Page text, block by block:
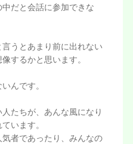
だと会話に参加できな
うとあまり前に出れない
するかと思います。
んです。
たちが、あんな風になり
います。
者であったり、みんなの